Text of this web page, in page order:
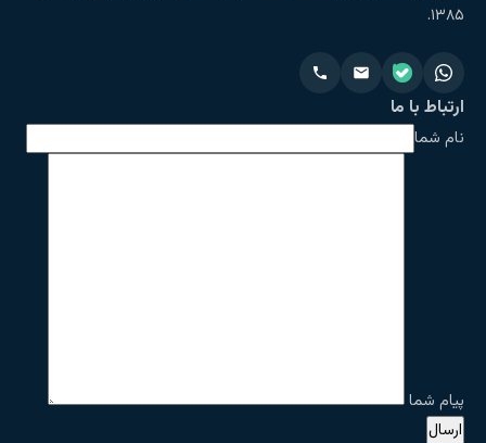
۱۳۸۵.
ارتباط با ما
نام شما
پیام شما